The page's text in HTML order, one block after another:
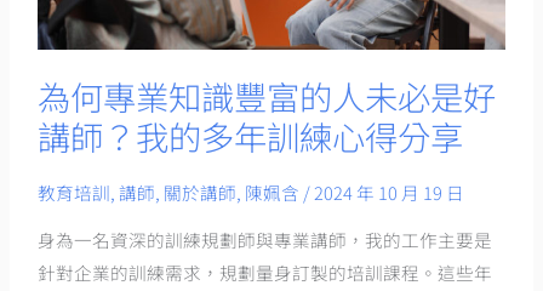
為何專業知識豐富的人未必是好
講師？我的多年訓練心得分享
教育培訓,講師, 關於講師, 陳姵含 /2024 年 10 月 19 日
身為一名資深的訓練規劃師與專業講師，我的工作主要是
針對企業的訓練需求，規劃量身訂製的培訓課程。這些年
的
人
未
必
是
師？
我